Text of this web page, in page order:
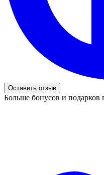
Оставить отзыв
Больше бонусов и